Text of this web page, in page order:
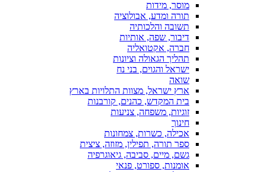
מוסר, מידות
תורה ומדע, אבולוציה
תשובה והלכותיה
דיבור, שפה, אותיות
חברה, אקטואליה
תהליך הגאולה וציונות
ישראל והגוים, בני נח
שואה
ארץ ישראל, מצוות התלויות בארץ
בית המקדש, כהנים, קורבנות
זוגיות, משפחה, צניעות
חינוך
אכילה, כשרות, צמחונות
ספר תורה, תפילין, מזוזה, ציצית
גשם, מיים, סביבה, גיאוגרפיה
אומנות, ספורט, פנאי